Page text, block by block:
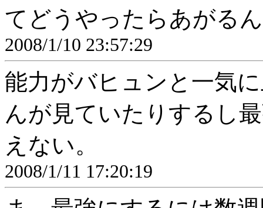
てどうやったらあがる
2008/1/10 23:57:29
能力がバヒュンと一気
んが見ていたりするし
えない。
2008/1/11 17:20:19